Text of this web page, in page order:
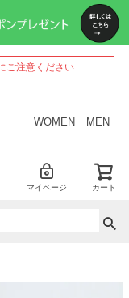
ご注意ください
WOMEN MEN
マイページ カート
ペー
ジト
ップ
へ